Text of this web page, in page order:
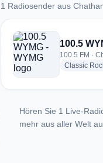
1 Radiosender aus
1 Radiosender aus
100.5
100.5 FM ·
Classic
Hören Sie 1 Live-
mehr aus aller Welt